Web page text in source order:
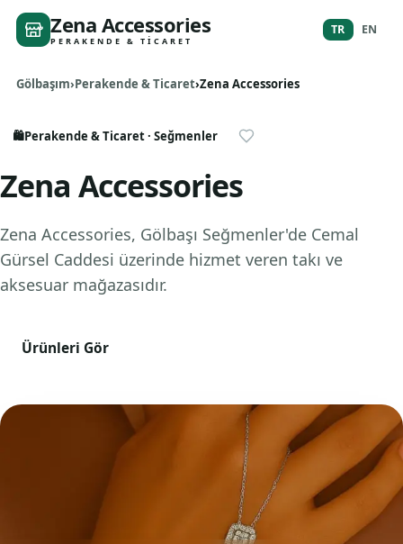
Zena Accessories
PERAKENDE & TICARET
TR EN
Gölbaşım Perakende & Ticaret Zena Accessories
🛍️Perakende & Ticaret· Seğmenler
Zena Accessories
Zena Accessories, Gölbaşı Seğmenler'de Cemal
Gürsel Caddesi üzerinde hizmet veren takı ve
aksesuar mağazasıdır.
Ürünleri Gör